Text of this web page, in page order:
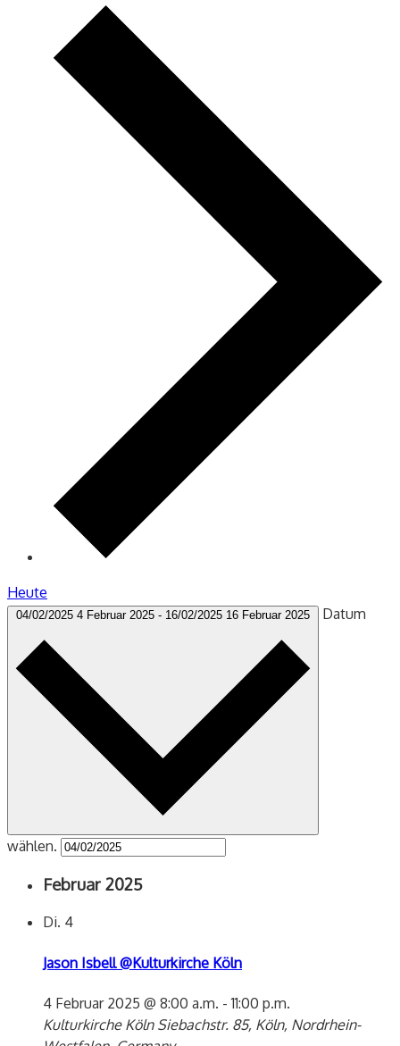
Heute
04/02/2025 4 Februar 2025 - 16/02/2025 16 Februar 2025 Datum
wählen.
Februar 2025
Di. 4
Jason Isbell @Kulturkirche Köln
4 Februar 2025 @ 8:00 a.m. -11:00 p.m.
Kulturkirche Köln Siebachstr. 85, Köln, Nordrhein-